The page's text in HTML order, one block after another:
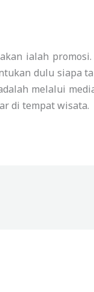
ialah
dulu siapa
melalui
di tempat wisata.